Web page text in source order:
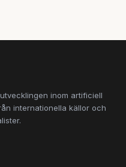
inom artificiell
internationella källor och